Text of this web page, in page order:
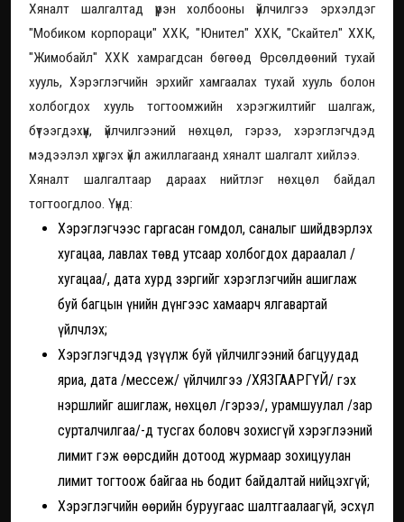
Хяналт шалгалтад үүрэн холбооны үйлчилгээ эрхэлдэг
"Мобиком корпораци" ХХК, "Юнител" ХХК, "Скайтел" ХХК,
"Жимобайл" ХХК хамрагдсан бөгөөд Өрсөлдөөний тухай
хууль, Хэрэглэгчийн эрхийг хамгаалах тухай хууль болон
холбогдох хууль тогтоомжийн хэрэгжилтийг шалгаж,
бүтээгдэхүүн, үйлчилгээний нөхцөл, гэрээ, хэрэглэгчдэд
мэдээлэл хүргэх үйл ажиллагаанд хяналт шалгалт хийлээ.
Хяналт шалгалтаар дараах нийтлэг нөхцөл байдал
тогтоогдлоо. Үүнд:
Хэрэглэгчээс гаргасан гомдол, саналыг шийдвэрлэх
хугацаа, лавлах төвд утсаар холбогдох дараалал /
хугацаа/, дата хурд зэргийг хэрэглэгчийн ашиглаж
буй багцын үнийн дүнгээс хамаарч ялгавартай
үйлчлэх;
Хэрэглэгчдэд үзүүлж буй үйлчилгээний багцуудад
яриа, дата /мессеж/ үйлчилгээ /ХЯЗГААРГҮЙ/ гэх
нэршлийг ашиглаж, нөхцөл /гэрээ/, урамшуулал /зар
сурталчилгаа/-д тусгах боловч зохисгүй хэрэглээний
лимит гэж өөрсдийн дотоод журмаар зохицуулан
лимит тогтоож байгаа нь бодит байдалтай нийцэхгүй;
Хэрэглэгчийн өөрийн буруугаас шалтгаалаагүй, эсхүл